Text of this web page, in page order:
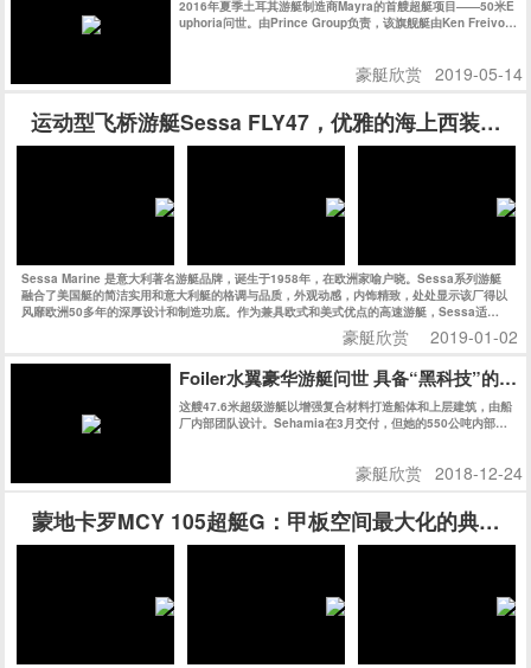
2016年夏季土耳其游艇制造商Mayra的首艘超艇项目——50米E
uphoria问世。由Prince Group负责，该旗舰艇由Ken Freivok
豪艇欣赏 2019-05-14
运动型飞桥游艇Sessa FLY47，优雅的海上西装暴徒
Sessa Marine 是意大利著名游艇品牌，诞生于1958年，在欧洲家喻户晓。Sessa系列游艇
融合了美国艇的简洁实用和意大利艇的格调与品质，外观动感，内饰精致，处处显示该厂得以
风靡欧洲50多年的深厚设计和制造功底。作为兼具欧式和美式优点的高速游艇，Sessa适合
追求狂野而精致的海上生活的新一代人士。今天的Sessa每年生产上千艘船艇，可谓是持续、
豪艇欣赏 2019-01-02
Foiler水翼豪华游艇问世 具备“黑科技”的混
这艘47.6米超级游艇以增强复合材料打造船体和上层建筑，由船
厂内部团队设计。Sehamia在3月交付，但她的550公吨内部空
豪艇欣赏 2018-12-24
蒙地卡罗MCY 105超艇G：甲板空间最大化的典范之